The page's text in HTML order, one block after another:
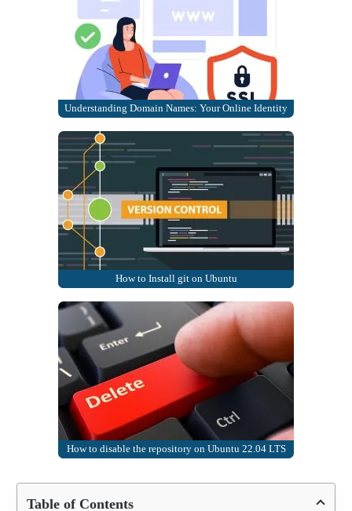
Understanding Domain Names: Your Online Identity
How to Install git on Ubuntu
How to disable the repository on Ubuntu 22.04 LTS
Table of Contents